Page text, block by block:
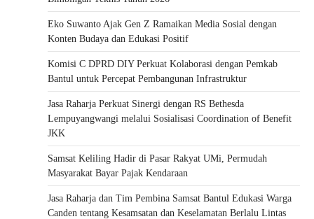
Eko Suwanto Ajak Gen Z Ramaikan Media Sosial dengan
Konten Budaya dan Edukasi Positif
Komisi C DPRD DIY Perkuat Kolaborasi dengan Pemkab
Bantul untuk Percepat Pembangunan Infrastruktur
Jasa Raharja Perkuat Sinergi dengan RS Bethesda
Lempuyangwangi melalui Sosialisasi Coordination of Benefit
JKK
Samsat Keliling Hadir di Pasar Rakyat UMi, Permudah
Masyarakat Bayar Pajak Kendaraan
Jasa Raharja dan Tim Pembina Samsat Bantul Edukasi Warga
Canden tentang Kesamsatan dan Keselamatan Berlalu Lintas